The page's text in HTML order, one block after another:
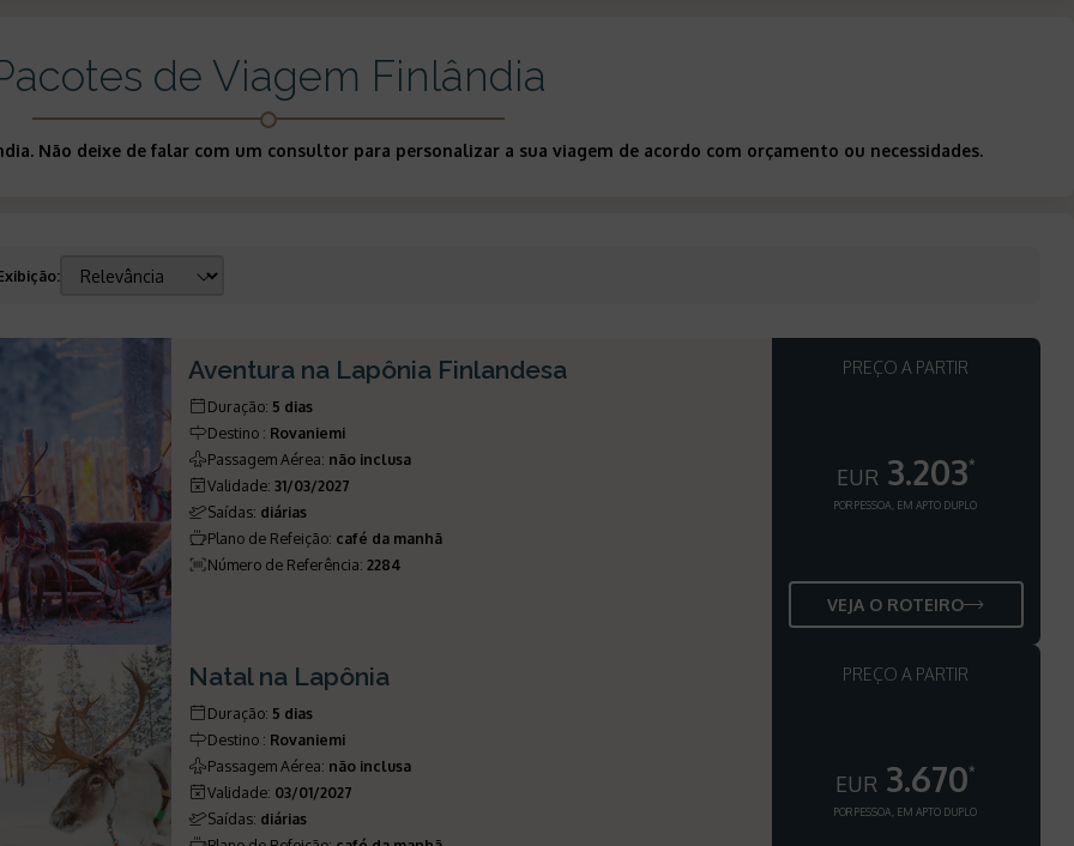
de Viagem Finlândia
Não deixe de falar com um consultor para personalizar a sua viagem de acordo com orçamento ou necessidades.
:
Aventura na Lapônia Finlandesa
Duração: 5 dias
Destino : Rovaniemi
Passagem Aérea: não inclusa
Validade:31/03/2027
Saídas: diárias
Plano de Refeição: café da manhã
Número de Referência:2284
PREÇO A PARTIR
EUR 3.203*
POR PESSOA, EM APTO DUPLO
VEJA O ROTEIRO
Natal na Lapônia
Duração: 5 dias
Destino : Rovaniemi
Passagem Aérea: não inclusa
Validade: 03/01/2027
Saídas: diárias
PREÇO A PARTIR
EUR 3.670*
POR PESSOA, EM APTO DUPLO